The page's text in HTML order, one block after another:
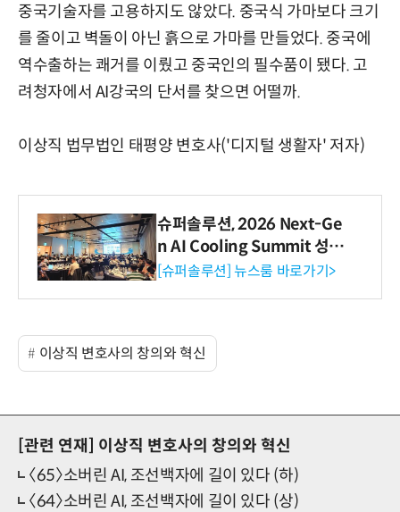
중국기술자를 고용하지도 않았다. 중국식 가마보다 크기
를 줄이고 벽돌이 아닌 흙으로 가마를 만들었다. 중국에
역수출하는 쾌거를 이뤘고 중국인의 필수품이 됐다. 고
려청자에서 AI강국의 단서를 찾으면 어떨까.
이상직 법무법인 태평양 변호사('디지털 생활자' 저자)
슈퍼솔루션, 2026 Next-Ge
n AI Cooling Summit 성황
리 성료
[슈퍼솔루션] 뉴스룸 바로가기>
이상직 변호사의 창의와 혁신
[관련 연재]
이상직 변호사의 창의와 혁신
〈65〉소버린 AI, 조선백자에 길이 있다 (하)
〈64〉소버린 AI, 조선백자에 길이 있다 (상)